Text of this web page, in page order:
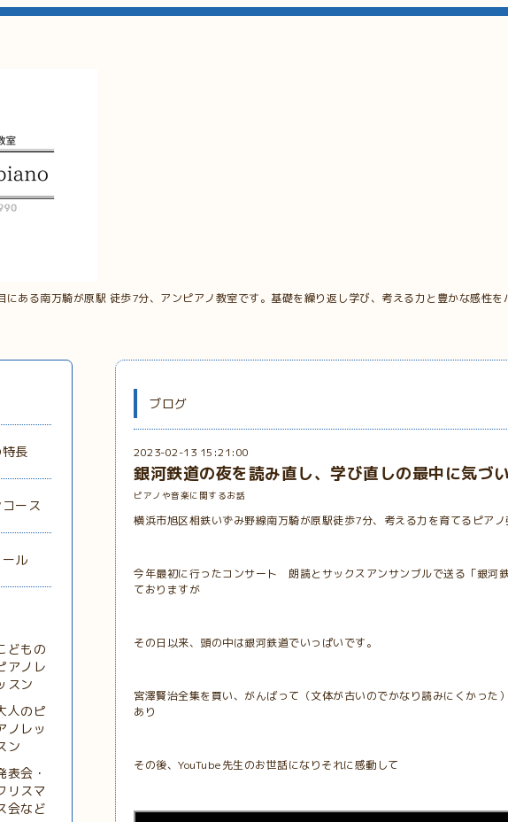
にある南万騎が原駅 徒歩7分、アンピアノ教室です。基礎を繰り返し学び、考える力と豊かな感性
ブログ
2023-02-13 15:21:00
銀河鉄道の夜を読み直し、学び直しの最中に気づ
ピアノや音楽に関するお話
横浜市旭区相鉄いずみ野線南万騎が原駅徒歩7分、考える力を育てるピア
今年最初に行ったコンサート 朗読とサックスアンサンブルで送る「銀河
ておりますが
その日以来、頭の中は銀河鉄道でいっぱいです。
宮澤賢治全集を買い、がんばって（文体が古いのでかなり読みにくかった
あり
その後、YouTube先生のお世話になりそれに感動して
長
ース
ル
どもの
アノレ
スン
人のピ
ノレッ
ン
表会・
リスマ
会など